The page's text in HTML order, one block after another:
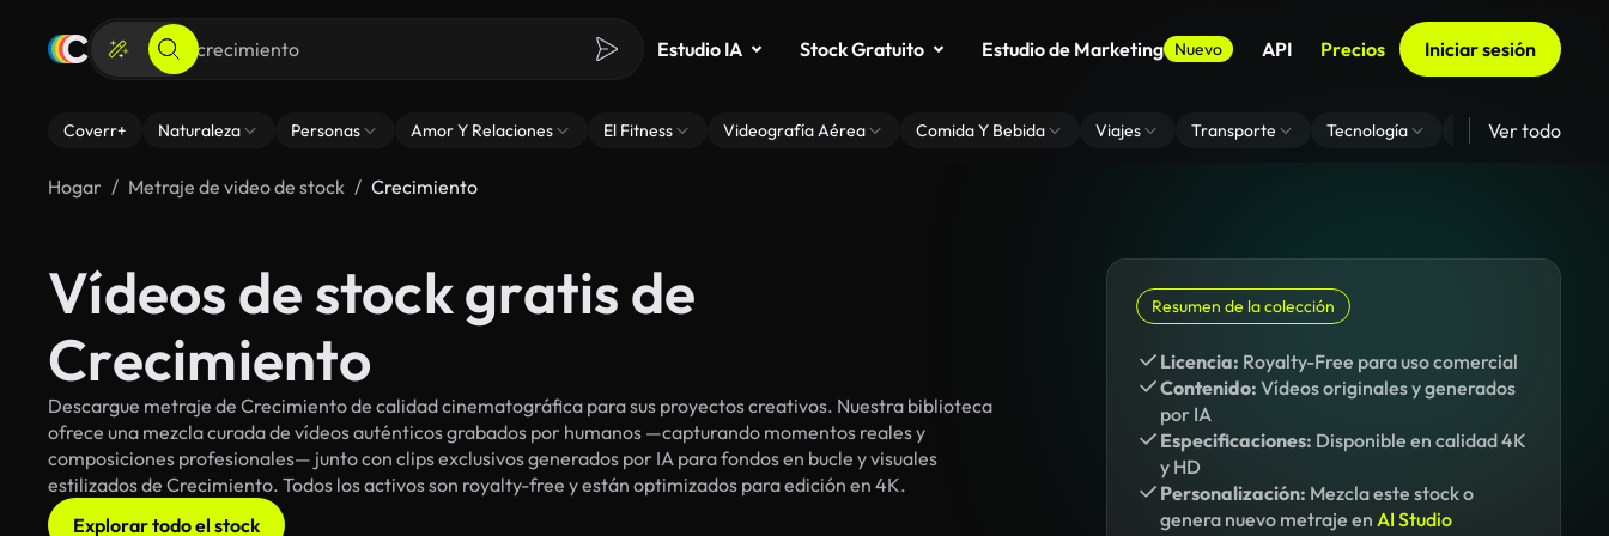
Estudio IA Stock Gratuito Estudio de Marketing Nuevo API Precios Iniciar sesión
Coverr+ Naturaleza Personas Amor Y Relaciones El Fitness Videografía Aérea Comida Y Bebida Viajes Transporte Tecnología Zoom De Fondo
Ver todo
Hogar Metraje de video de stock Crecimiento
Vídeos de stock gratis de
Crecimiento
Descargue metraje de Crecimiento de calidad cinematográfica para sus proyectos creativos. Nuestra biblioteca
ofrece una mezcla curada de vídeos auténticos grabados por humanos —capturando momentos reales y
composiciones profesionales— junto con clips exclusivos generados por IA para fondos en bucle y visuales
estilizados de Crecimiento. Todos los activos son royalty-free y están optimizados para edición en 4K.
Explorar todo el stock
Resumen de la colección
Licencia: Royalty-Free para uso comercial
Contenido: Vídeos originales y generados
por IA
Especificaciones: Disponible en calidad 4K
y HD
Personalización: Mezcla este stock o
genera nuevo metraje en AI Studio